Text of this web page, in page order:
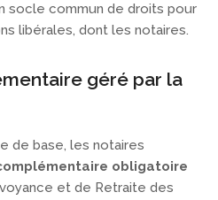
socle commun de droits pour
libérales, dont les notaires.
géré par la
de base, les notaires
obligatoire
et de Retraite des